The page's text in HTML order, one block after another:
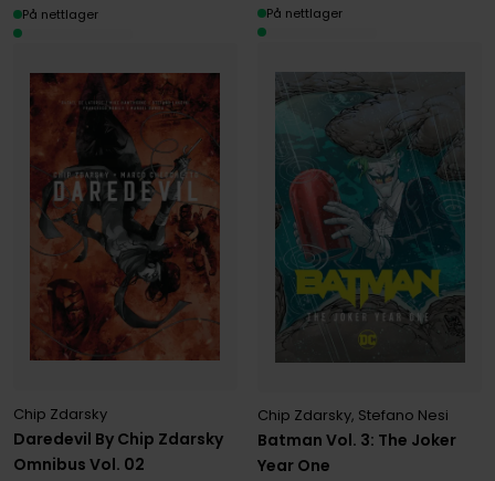
Daredevil By Chip Zdarsky
Omnibus Vol. 02
Chip Zdarsky
På nettlager
Batman Vol. 3: The Joker
Year One
Chip Zdarsky, Stefano Nesi
På nettlager